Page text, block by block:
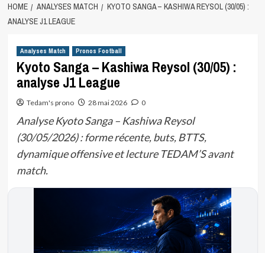
HOME ANALYSES MATCH
KYOTO SANGA – KASHIWA REYSOL (30/05) :
ANALYSE J1 LEAGUE
Analyses Match Pronos Football
Kyoto Sanga – Kashiwa Reysol (30/05) :
analyse J1 League
Tedam's prono 28 mai 2026 0
Analyse Kyoto Sanga – Kashiwa Reysol
(30/05/2026) : forme récente, buts, BTTS,
dynamique offensive et lecture TEDAM’S avant
match.